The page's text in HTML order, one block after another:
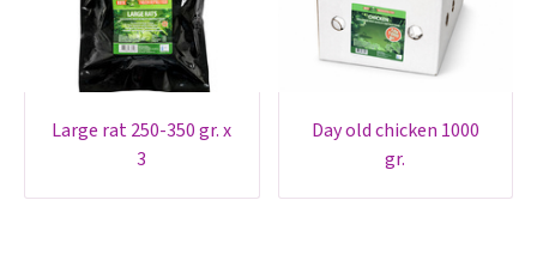
large rat 250-350 gr. x
3
day old chicken 1000
gr.